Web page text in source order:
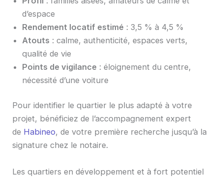
d’espace
Rendement locatif estimé : 3,5 % à 4,5 %
Atouts : calme, authenticité, espaces verts,
qualité de vie
Points de vigilance : éloignement du centre,
nécessité d’une voiture
Pour identifier le quartier le plus adapté à votre
projet, bénéficiez de l’accompagnement expert
de Habineo, de votre première recherche jusqu’à la
signature chez le notaire.
Les quartiers en développement et à fort potentiel